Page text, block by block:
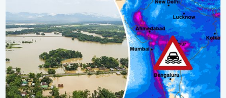
L'Asie en proie à de graves inondations. Mousson